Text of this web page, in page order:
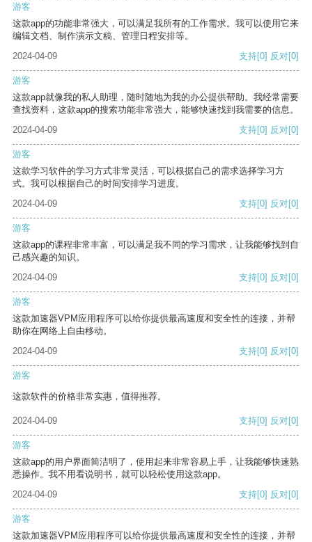
游客
这款app的功能非常强大，可以满足我所有的工作需求。我可以使用它来
编辑文档、制作演示文稿、管理日程安排等。
2024-04-09
支持[0] 反对[0]
游客
这款app就像我的私人助理，随时随地为我的办公提供帮助。我经常需要
查找资料，这款app的搜索功能非常强大，能够快速找到我需要的信息。
2024-04-09
支持[0] 反对[0]
游客
这款学习软件的学习方式非常灵活，可以根据自己的需求选择学习方
式。我可以根据自己的时间安排学习进度。
2024-04-09
支持[0] 反对[0]
游客
这款app的课程非常丰富，可以满足我不同的学习需求，让我能够找到自
己感兴趣的知识。
2024-04-09
支持[0] 反对[0]
游客
这款加速器VPM应用程序可以给你提供最高速度和安全性的连接，并帮
助你在网络上自由移动。
2024-04-09
支持[0] 反对[0]
游客
这款软件的价格非常实惠，值得推荐。
2024-04-09 支持[0] 反对[0]
游客
这款app的用户界面简洁明了，使用起来非常容易上手，让我能够快速熟
悉操作。我不用看说明书，就可以轻松使用这款app。
2024-04-09
支持[0] 反对[0]
游客
这款加速器VPM应用程序可以给你提供最高速度和安全性的连接，并帮